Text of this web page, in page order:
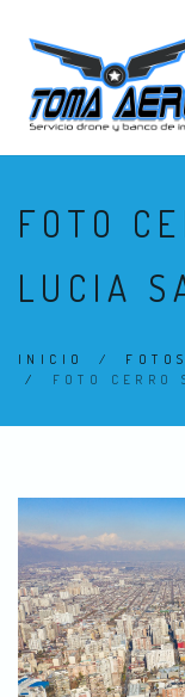
FOTO
LUCIA
INICIO /
/ FOTO